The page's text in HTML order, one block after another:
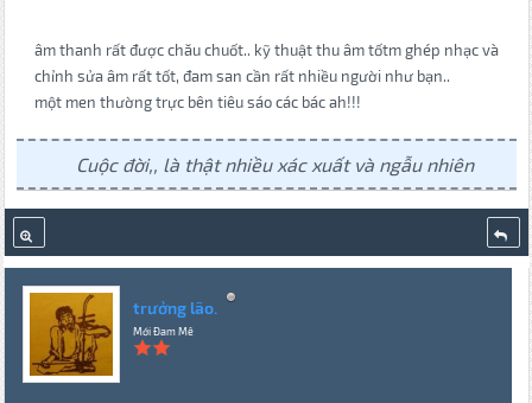
âm thanh rất được chău chuốt.. kỹ thuật thu âm tốtm ghép nhạc và
chỉnh sửa âm rất tốt, đam san cần rất nhiều người như bạn..
một men thường trực bên tiêu sáo các bác ah!!!
Cuộc đời,, là thật nhiều xác xuất và ngẫu nhiên
trưởng lão.
Mới Đam Mê